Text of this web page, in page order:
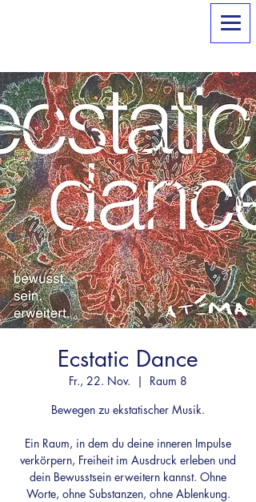
Ecstatic Dance
Fr., 22. Nov.
  |
Raum 8
Bewegen zu ekstatischer Musik.
Ein Raum, in dem du deine inneren Impulse
verkörpern, Freiheit im Ausdruck erleben und
dein Bewusstsein erweitern kannst. Ohne
Worte, ohne Substanzen, ohne Ablenkung.